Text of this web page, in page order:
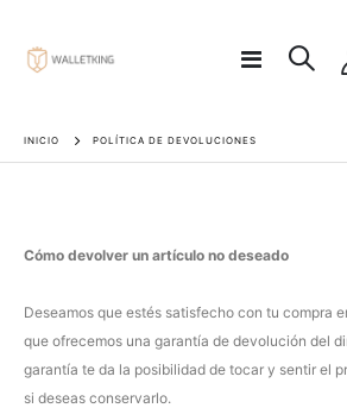
Toggle
INICIO POLÍTICA DE DEVOLUCIONES
Cómo devolver un artículo no deseado
Deseamos que estés satisfecho con tu compra
que ofrecemos una garantía de devolución del
garantía te da la posibilidad de tocar y sentir el
si deseas conservarlo.